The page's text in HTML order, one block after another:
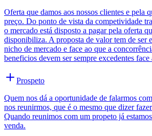
Oferta que damos aos nossos clientes e pela
preço. Do ponto de vista da competividade
o mercado está disposto a pagar pela oferta
disponibiliza. A proposta de valor tem de ser
nicho de mercado e face ao que a
beneficios devem ser sempre excedentes face
Prospeto
Quem nos dá a oportunidade de falarmos
nos reunirmos, que é o mesmo que dizer
Quando reunimos com um propeto já
venda.